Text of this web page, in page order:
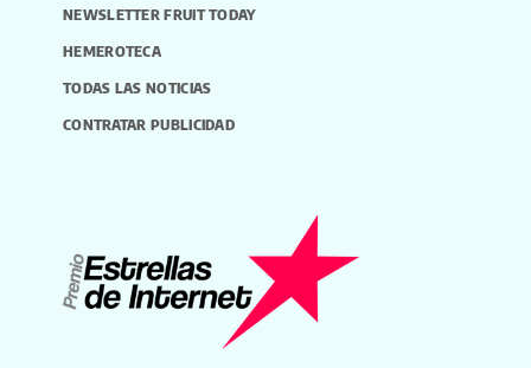
NEWSLETTER FRUIT TODAY
HEMEROTECA
TODAS LAS NOTICIAS
CONTRATAR PUBLICIDAD